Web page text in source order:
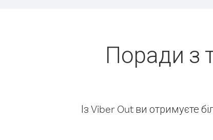
Поради з
Із Viber Out ви отримуєте